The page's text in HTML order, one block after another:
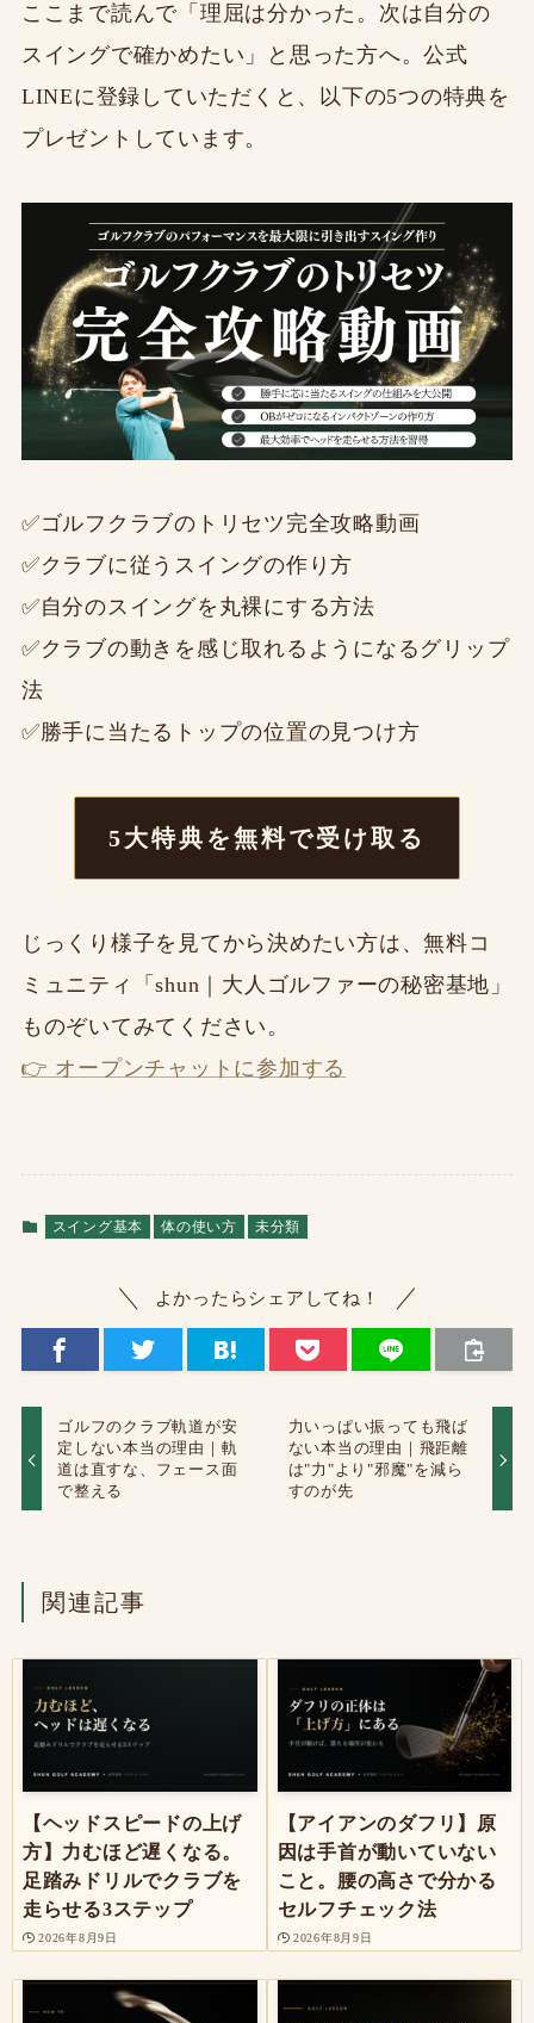
ここまで読んで「理屈は分かった。次は自分の
スイングで確かめたい」と思った方へ。公式
LINEに登録していただくと、以下の5つの特典を
プレゼントしています。
✅ゴルフクラブのトリセツ完全攻略動画
✅クラブに従うスイングの作り方
✅自分のスイングを丸裸にする方法
✅クラブの動きを感じ取れるようになるグリップ
法
✅勝手に当たるトップの位置の見つけ方
5大特典を無料で受け取る
じっくり様子を見てから決めたい方は、無料コ
ミュニティ「shun｜大人ゴルファーの秘密基地」
ものぞいてみてください。
👉 オープンチャットに参加する
スイング基本 体の使い方 未分類
よかったらシェアしてね！
ゴルフのクラブ軌道が安
定しない本当の理由｜軌
道は直すな、フェース面
で整える
力いっぱい振っても飛ば
ない本当の理由｜飛距離
は"力"より"邪魔"を減ら
すのが先
関連記事
【ヘッドスピードの上げ
方】力むほど遅くなる。
足踏みドリルでクラブを
走らせる3ステップ
2026年8月9日
【アイアンのダフリ】原
因は手首が動いていない
こと。腰の高さで分かる
セルフチェック法
2026年8月9日